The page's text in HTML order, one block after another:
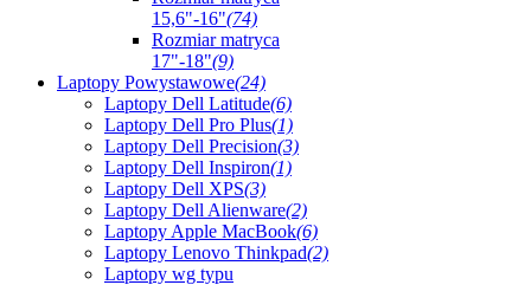
15,6"-16"(74)
Rozmiar matryca
17"-18"(9)
Laptopy Powystawowe(24)
Laptopy Dell Latitude(6)
Laptopy Dell Pro Plus(1)
Laptopy Dell Precision(3)
Laptopy Dell Inspiron(1)
Laptopy Dell XPS(3)
Laptopy Dell Alienware(2)
Laptopy Apple MacBook(6)
Laptopy Lenovo Thinkpad(2)
Laptopy wg typu